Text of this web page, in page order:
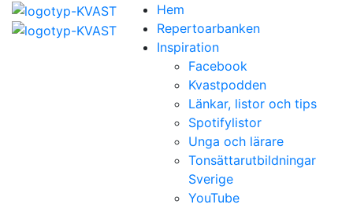
Hem
Repertoarbanken
Inspiration
Facebook
Kvastpodden
Länkar, listor och tips
Spotifylistor
Unga och lärare
Tonsättarutbildningar
Sverige
YouTube